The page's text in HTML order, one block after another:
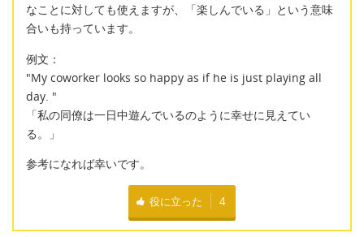
なことに対しても使えますが、「楽しんでいる」という意味
合いも持っています。
例文：
"My coworker looks so happy as if he is just playing all
day. "
「私の同僚は一日中遊んでいるのように幸せに見えてい
る。」
参考になれば幸いです。
役に立った 4